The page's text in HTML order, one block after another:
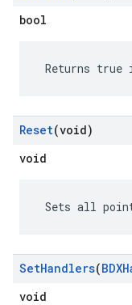
bool
Returns
Reset(void)
void
Sets all
SetHandlers(
void